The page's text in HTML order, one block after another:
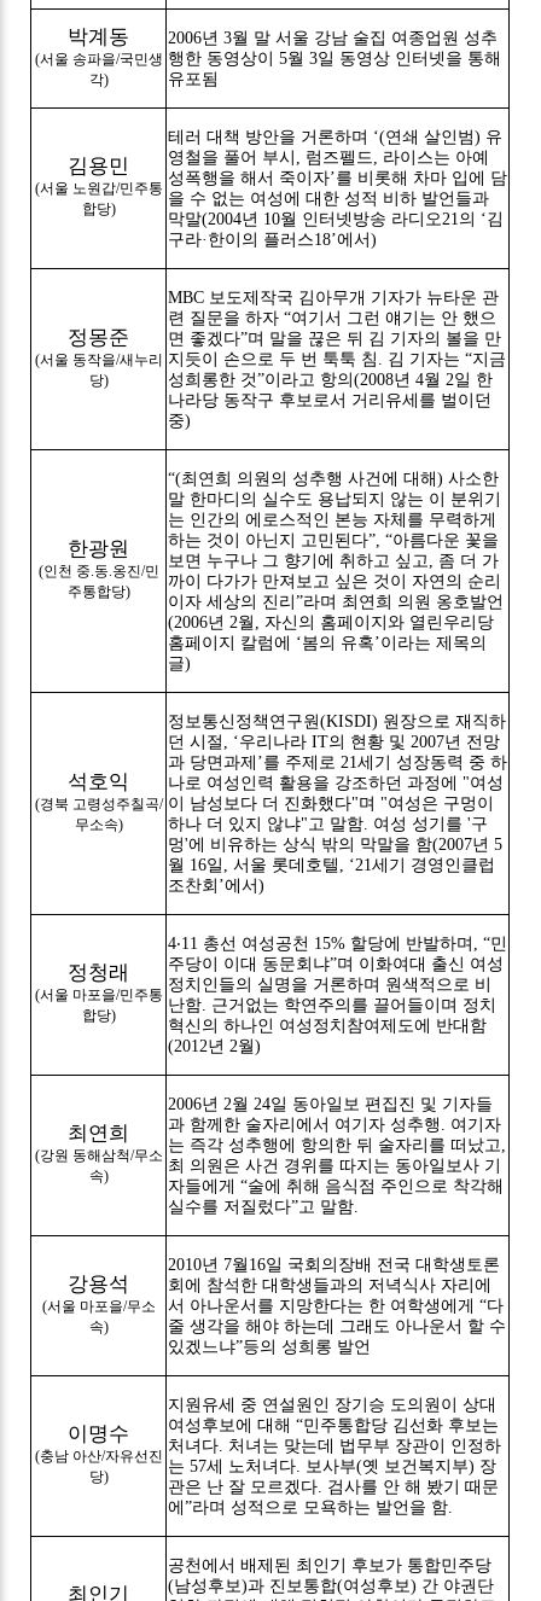
박계동
(서울 송파을/국민생
각)
2006년 3월 말 서울 강남 술집 여종업원 성추
행한 동영상이 5월 3일 동영상 인터넷을 통해
유포됨
김용민
(서울 노원갑/민주통
합당)
테러 대책 방안을 거론하며 ‘(연쇄 살인범) 유
영철을 풀어 부시, 럼즈펠드, 라이스는 아예
성폭행을 해서 죽이자’를 비롯해 차마 입에 담
을 수 없는 여성에 대한 성적 비하 발언들과
막말(2004년 10월 인터넷방송 라디오21의 ‘김
구라·한이의 플러스18’에서)
정몽준
(서울 동작을/새누리
당)
MBC 보도제작국 김아무개 기자가 뉴타운 관
련 질문을 하자 “여기서 그런 얘기는 안 했으
면 좋겠다”며 말을 끊은 뒤 김 기자의 볼을 만
지듯이 손으로 두 번 툭툭 침. 김 기자는 “지금
성희롱한 것”이라고 항의(2008년 4월 2일 한
나라당 동작구 후보로서 거리유세를 벌이던
중)
한광원
(인천 중.동.옹진/민
주통합당)
“(최연희 의원의 성추행 사건에 대해) 사소한
말 한마디의 실수도 용납되지 않는 이 분위기
는 인간의 에로스적인 본능 자체를 무력하게
하는 것이 아닌지 고민된다”, “아름다운 꽃을
보면 누구나 그 향기에 취하고 싶고, 좀 더 가
까이 다가가 만져보고 싶은 것이 자연의 순리
이자 세상의 진리”라며 최연희 의원 옹호발언
(2006년 2월, 자신의 홈페이지와 열린우리당
홈페이지 칼럼에 ‘봄의 유혹’이라는 제목의
글)
석호익
(경북 고령성주칠곡/
무소속)
정보통신정책연구원(KISDI) 원장으로 재직하
던 시절, ‘우리나라 IT의 현황 및 2007년 전망
과 당면과제’를 주제로 21세기 성장동력 중 하
나로 여성인력 활용을 강조하던 과정에 "여성
이 남성보다 더 진화했다"며 "여성은 구멍이
하나 더 있지 않냐"고 말함. 여성 성기를 '구
멍'에 비유하는 상식 밖의 막말을 함(2007년 5
월 16일, 서울 롯데호텔, ‘21세기 경영인클럽
조찬회’에서)
정청래
(서울 마포을/민주통
합당)
4‧11 총선 여성공천 15% 할당에 반발하며, “민
주당이 이대 동문회냐”며 이화여대 출신 여성
정치인들의 실명을 거론하며 원색적으로 비
난함. 근거없는 학연주의를 끌어들이며 정치
혁신의 하나인 여성정치참여제도에 반대함
(2012년 2월)
최연희
(강원 동해삼척/무소
속)
2006년 2월 24일 동아일보 편집진 및 기자들
과 함께한 술자리에서 여기자 성추행. 여기자
는 즉각 성추행에 항의한 뒤 술자리를 떠났고,
최 의원은 사건 경위를 따지는 동아일보사 기
자들에게 “술에 취해 음식점 주인으로 착각해
실수를 저질렀다”고 말함.
강용석
(서울 마포을/무소
속)
2010년 7월16일 국회의장배 전국 대학생토론
회에 참석한 대학생들과의 저녁식사 자리에
서 아나운서를 지망한다는 한 여학생에게 “다
줄 생각을 해야 하는데 그래도 아나운서 할 수
있겠느냐”등의 성희롱 발언
이명수
(충남 아산/자유선진
당)
지원유세 중 연설원인 장기승 도의원이 상대
여성후보에 대해 “민주통합당 김선화 후보는
처녀다. 처녀는 맞는데 법무부 장관이 인정하
는 57세 노처녀다. 보사부(옛 보건복지부) 장
관은 난 잘 모르겠다. 검사를 안 해 봤기 때문
에”라며 성적으로 모욕하는 발언을 함.
최인기
공천에서 배제된 최인기 후보가 통합민주당
(남성후보)과 진보통합(여성후보) 간 야권단